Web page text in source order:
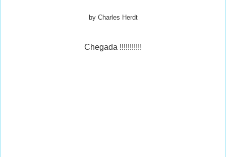
by Charles Herdt
Chegada !!!!!!!!!!!